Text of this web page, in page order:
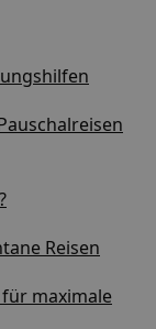
Reisen
maximale